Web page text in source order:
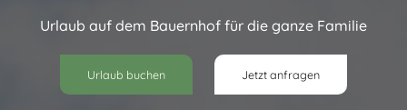
Urlaub auf dem Bauernhof für die ganze Familie
Urlaub buchen Jetzt anfragen